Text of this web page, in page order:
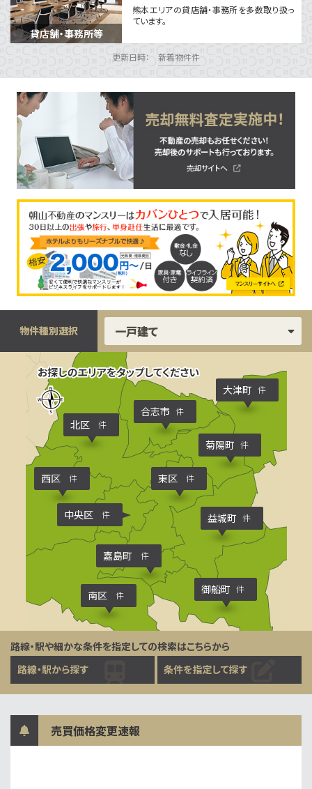
貸店舗・事務所等
熊本エリアの貸店舗・事務所を多数取り扱っ
ています。
更新日時： 新着物件件
物件種別選択
中央区 件
東区 件
西区 件
南区 件
北区 件
合志市 件
大津町 件
菊陽町 件
御船町 件
嘉島町 件
益城町 件
路線・駅や細かな条件を指定しての検索はこちらから
売買価格変更速報